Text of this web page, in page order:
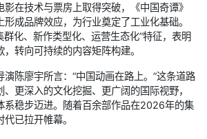
在技术与票房上取得突破，《中国奇谭》
成品牌效应，为行业奠定了工业化基础。
化、新作类型化、运营生态化”特征，表明
转向可持续的内容矩阵构建。
陈廖宇所言：“中国动画在路上。”这条道路
更深入的文化挖掘、更广阔的国际视野，
系稳步迈进。随着百余部作品在2026年的集
已拉开帷幕。